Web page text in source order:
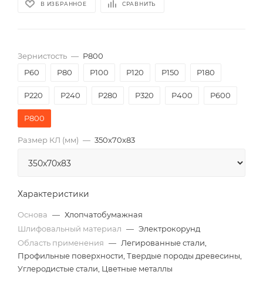
В ИЗБРАННОЕ СРАВНИТЬ
Зернистость — P800
P60
P80 P100 P120 P150 P180
P220 P240 P280 P320 P400 P600
P800
Размер КЛ (мм) — 350x70x83
Характеристики
Основа — Хлопчатобумажная
Шлифовальный материал — Электрокорунд
Область применения — Легированные стали,
Профильные поверхности, Твердые породы древесины,
Углеродистые стали, Цветные металлы